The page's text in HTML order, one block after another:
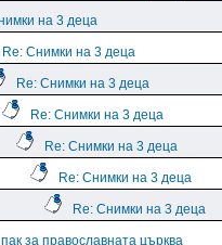
на 3 деца
Re: Снимки на 3 деца
Re: Снимки на 3 деца
Re: Снимки на 3 деца
Re: Снимки на 3 деца
Re: Снимки на 3 деца
Re: Снимки на 3 деца
за православната църква